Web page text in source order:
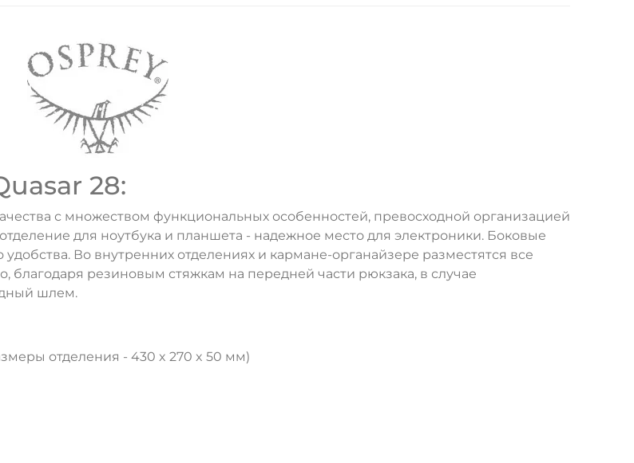
28:
с множеством функциональных особенностей, превосходной организацией
для ноутбука и планшета - надежное место для электроники. Боковые
Во внутренних отделениях и кармане-органайзере разместятся все
резиновым стяжкам на передней части рюкзака, в случае
шлем.
отделения - 430 x 270 x 50 мм)